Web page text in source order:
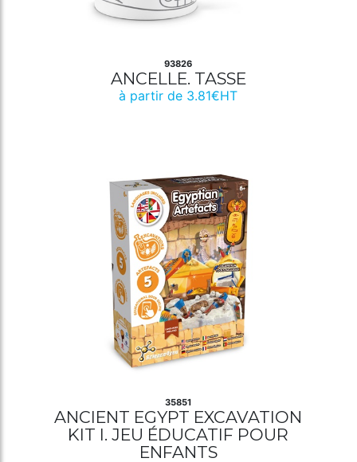
93826
ANCELLE. TASSE
à partir de 3.81€HT
35851
ANCIENT EGYPT EXCAVATION
KIT I. JEU ÉDUCATIF POUR
ENFANTS